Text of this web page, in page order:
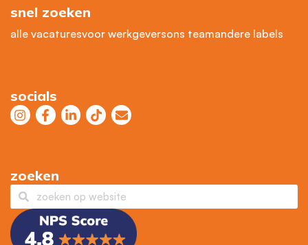
snel zoeken
alle vacaturesvoor werkgeversons teamandere labels
socials
zoeken